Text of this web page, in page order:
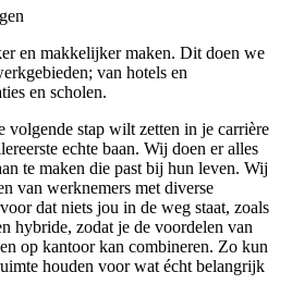
en makkelijker maken. Dit doen we
van hotels en
en scholen.
stap wilt zetten in je carrière
echte baan. Wij doen er alles
te maken die past bij hun leven. Wij
van werknemers met diverse
dat niets jou in de weg staat, zoals
hybride, zodat je de voordelen van
op kantoor kan combineren. Zo kun
houden voor wat écht belangrijk